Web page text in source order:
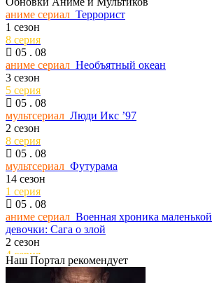
6 серия
05 . 08
тв шоуУниверсальный боец
34 сезон
9 серия
05 . 08
сериалСто лет одиночества
2 сезон
1 серия
05 . 08
сериалПопытка — не пытка
5 сезон
5 серия
05 . 08
сериалЛаки
1 сезон
5 серия
05 . 08
сериалТед Лассо
4 сезон
1 серия
аниме сериал Террорист
1 сезон
8 серия
05 . 08
аниме сериал Необъятный океан
3 сезон
5 серия
05 . 08
мультсериал Люди Икс ’97
2 сезон
8 серия
05 . 08
мультсериал Футурама
14 сезон
1 серия
05 . 08
аниме сериал Военная хроника маленькой
девочки: Сага о злой
2 сезон
4 серия
05 . 08
аниме сериалРыцарь-скелет вступает в
Наш Портал рекомендует